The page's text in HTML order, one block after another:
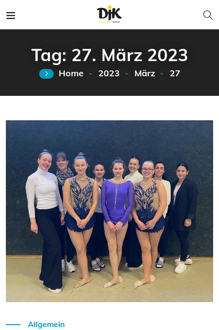
Tag: 27. März 2023
Home 2023 März 27
Weiterlesen
Allgemein